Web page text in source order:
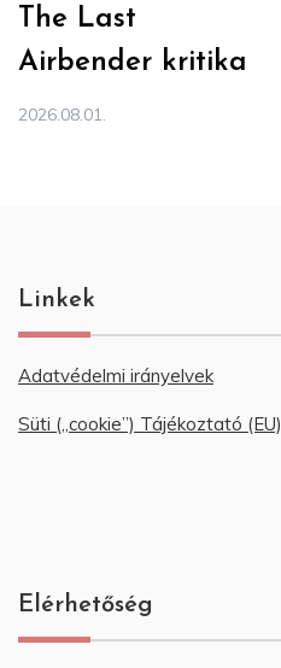
The Last
Airbender kritika
2026.08.01.
Linkek
Adatvédelmi irányelvek
Süti („cookie”) Tájékoztató (EU)
Elérhetőség